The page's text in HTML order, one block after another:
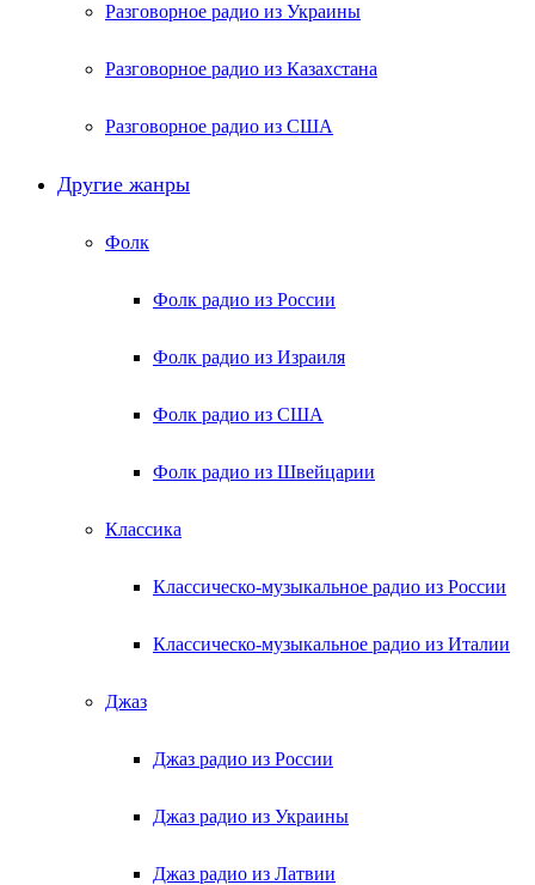
Разговорное радио из Украины
Разговорное радио из Казахстана
Разговорное радио из США
Другие жанры
Фолк
Фолк радио из России
Фолк радио из Израиля
Фолк радио из США
Фолк радио из Швейцарии
Классика
Классическо-музыкальное радио из России
Классическо-музыкальное радио из Италии
Джаз
Джаз радио из России
Джаз радио из Украины
Джаз радио из Латвии